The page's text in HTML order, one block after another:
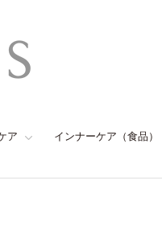
ア インナーケア（食品）